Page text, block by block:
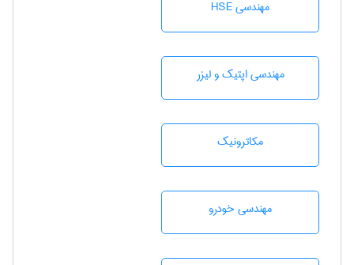
مهندسی HSE
مهندسی اپتیک و لیزر
مکاترونیک
مهندسی خودرو